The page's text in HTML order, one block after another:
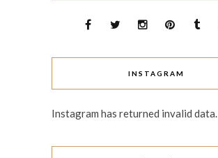
INSTAGRAM
Instagram has returned invalid data.